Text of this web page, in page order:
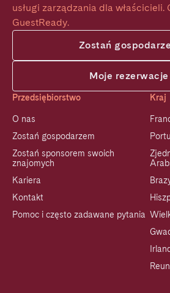
usługi zarządzania dla właścicieli.
GuestReady.
Zostań
Moje rezerwacje
Przedsiębiorstwo
O nas
Zostań gospodarzem
Zostań sponsorem swoich
znajomych
Kariera
Kontakt
Pomoc i często zadawane pytania
Kraj